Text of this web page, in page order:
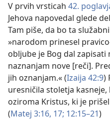
V prvih vrsticah 42.
Jehova napovedal glede
Tam piše, da bo ta
»narodom prinesel
obljube je Bog dal zapisati
naznanjam nove [reči].
jih oznanjam.« (Izaija 42:9)
uresničila stoletja kasneje,
oziroma Kristus, ki je
(Matej 3:16, 17; 12:15–21)